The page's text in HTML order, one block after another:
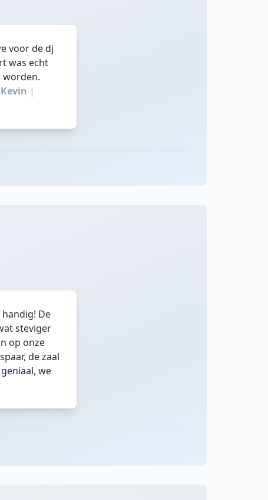
voor de dj
was echt
worden.
|
De
steviger
op onze
de zaal
we